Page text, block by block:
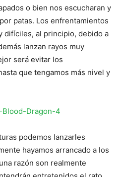
o bien nos escucharan y
patas. Los enfrentamientos
difíciles, al principio, debido a
lanzan rayos muy
será evitar los
que tengamos más nivel y
podemos lanzarles
hayamos arrancado a los
razón son realmente